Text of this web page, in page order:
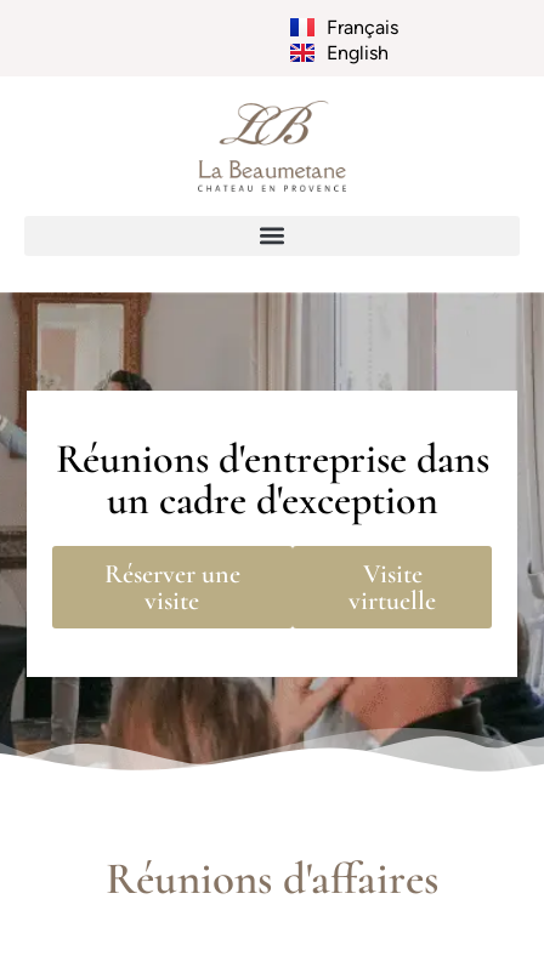
Français
English
Réunions d'entreprise dans
un cadre d'exception
Réserver une
visite
Visite
virtuelle
Réunions d'affaires